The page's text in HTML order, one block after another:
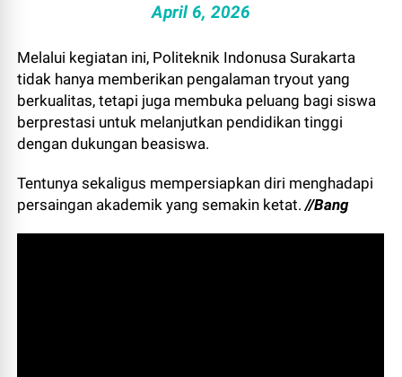
April 6, 2026
Melalui kegiatan ini, Politeknik Indonusa Surakarta
tidak hanya memberikan pengalaman tryout yang
berkualitas, tetapi juga membuka peluang bagi siswa
berprestasi untuk melanjutkan pendidikan tinggi
dengan dukungan beasiswa.
Tentunya sekaligus mempersiapkan diri menghadapi
persaingan akademik yang semakin ketat.//Bang